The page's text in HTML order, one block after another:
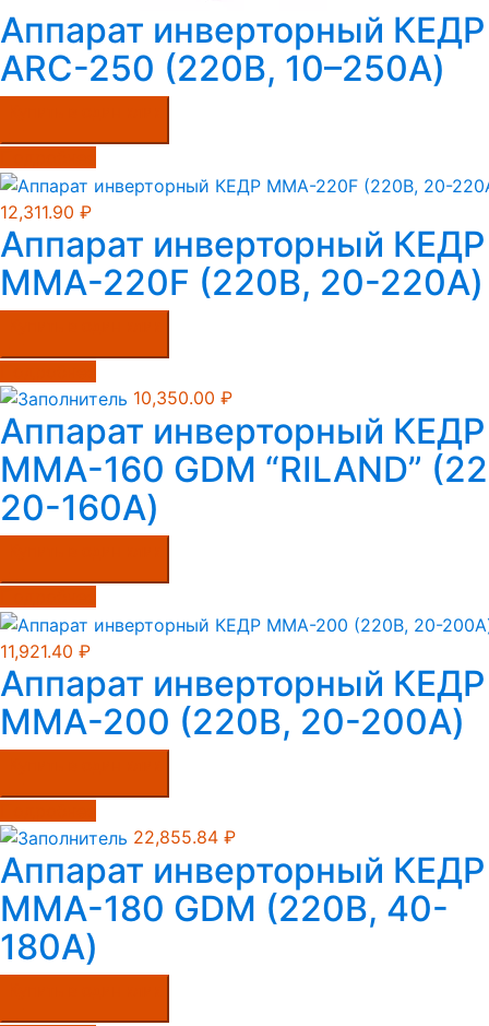
Аппарат инверторный КЕДР
ARC-250 (220В, 10–250А)
12,311.90 ₽
Аппарат инверторный КЕДР
MMA-220F (220B, 20-220А)
10,350.00 ₽
Аппарат инверторный КЕДР
MMA-160 GDM “RILAND”
20-160А)
11,921.40 ₽
Аппарат инверторный КЕДР
MMA-200 (220B, 20-200А)
22,855.84 ₽
Аппарат инверторный КЕДР
MMA-180 GDM (220В, 40-
180А)